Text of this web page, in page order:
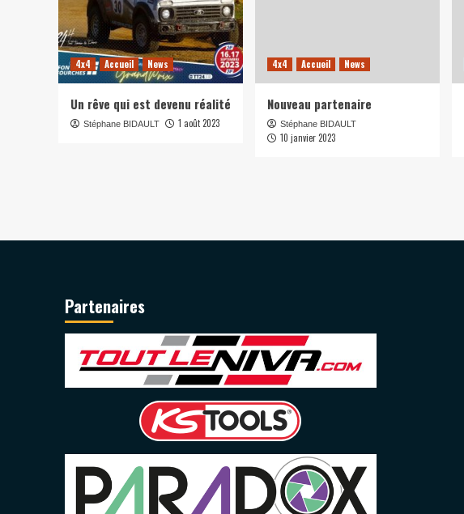
4x4 Accueil News
Un rêve qui est devenu réalité
Stéphane BIDAULT 1 août 2023
4x4 Accueil News
Nouveau partenaire
Stéphane BIDAULT
10 janvier 2023
Partenaires